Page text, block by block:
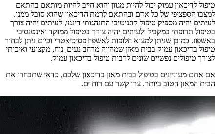
טיפול לדיכאון עמוק יכול להיות מגוון והוא חייב להיות מותאם בהתאם
למצבו הספציפי של כל אדם ובהתאם לרמת הדיכאון שהוא סובל ממנו.
לעיתים יהיה מספיק טיפול קוגניטיבי התנהגותי דינמי, לעיתים יהיה צורך
בטיפול תרופתי במקביל ולעיתים יהיה צורך בטיפול ממוקד ואינטנסיבי
באשפוז. כמובן שניתן למצוא חלופות לאשפוז פסיכיאטרי וכיום ניתן לבחור
טיפול בדיכאון עמוק בבית מאזן שמהווה מרחב נעים, נוח, מקצועי ואיכותי
לצורך טיפולים נפשיים שונים לרבות טיפול בדיכאון עמוק.
אם אתם מעוניינים בטיפול בבית מאזן בדיכאון שלכם, כדאי שתבחרו את
הבית המאזן הטוב ביותר. צרו קשר עם רוח ים.